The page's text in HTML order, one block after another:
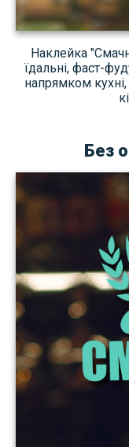
Наклейка
їдальні, фаст-
напрямком кухні,
Без